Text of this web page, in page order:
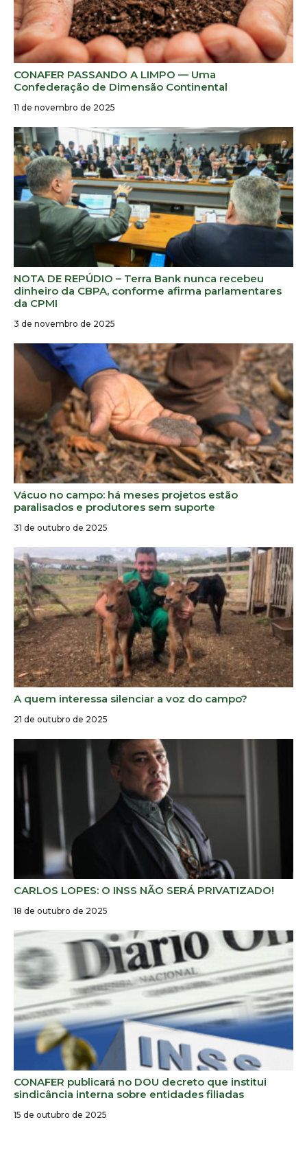
CONAFER PASSANDO A LIMPO — Uma
Confederação de Dimensão Continental
11 de novembro de 2025
NOTA DE REPÚDIO – Terra Bank nunca recebeu
dinheiro da CBPA, conforme afirma parlamentares
da CPMI
3 de novembro de 2025
Vácuo no campo: há meses projetos estão
paralisados e produtores sem suporte
31 de outubro de 2025
A quem interessa silenciar a voz do campo?
21 de outubro de 2025
CARLOS LOPES: O INSS NÃO SERÁ PRIVATIZADO!
18 de outubro de 2025
CONAFER publicará no DOU decreto que institui
sindicância interna sobre entidades filiadas
15 de outubro de 2025